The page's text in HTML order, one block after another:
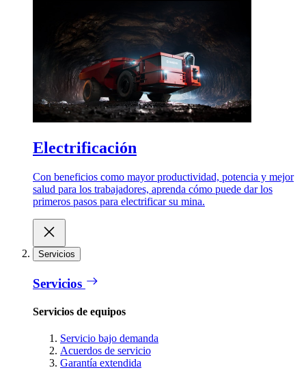
Electrificación
Con beneficios como mayor productividad, potencia y mejor
salud para los trabajadores, aprenda cómo puede dar los
primeros pasos para electrificar su mina.
Servicios
Servicios
Servicios de equipos
Servicio bajo demanda
Acuerdos de servicio
Garantía extendida